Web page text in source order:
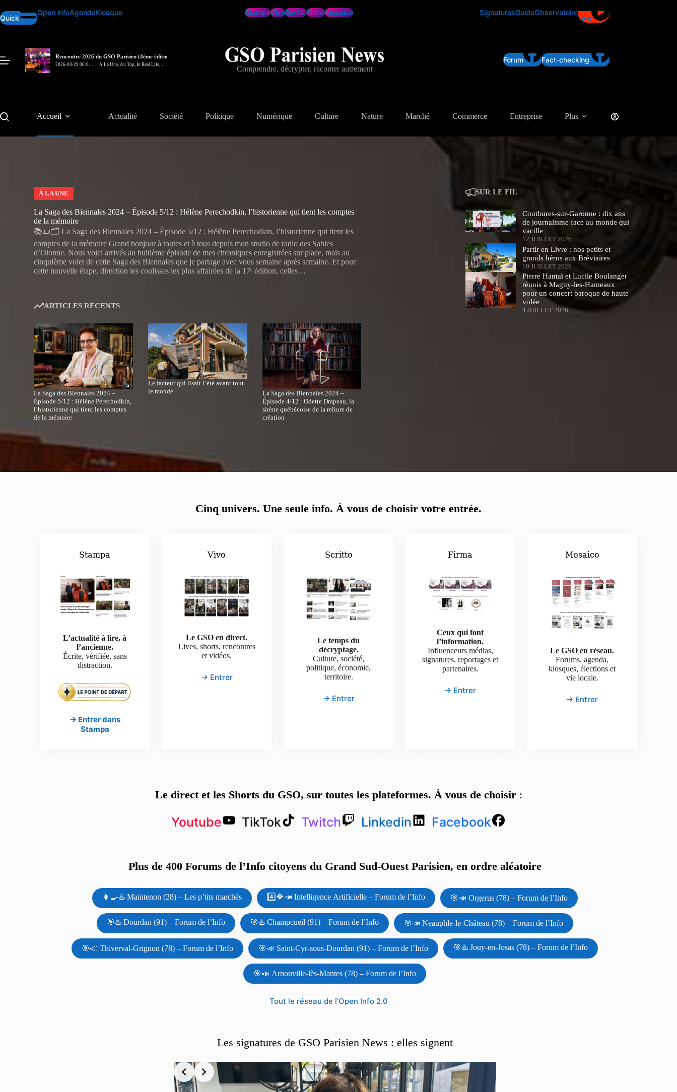
au
contenu
Quick
Open infoAgendaKiosque StampaVivoScrittoFirmaMosaico SignaturesGuideObservatoire
Live
Rencontre 2026 du GSO Parisien (4ème édition)
– In Real Life
2026-08-29 06:00
A La Une,Au Top,In Real Life,
Comprendre, décrypter, raconter autrement
Forum Fact-checking
Accueil Actualité Société Politique Numérique Culture Nature Marché Commerce Entreprise Plus
À LA UNE
La Saga des Biennales 2024 – Épisode 5/12 : Hélène Perechodkin, l’historienne qui tient les comptes
de la mémoire
📚📜🗂️ La Saga des Biennales 2024 – Épisode 5/12 : Hélène Perechodkin, l’historienne qui tient les
comptes de la mémoire Grand bonjour à toutes et à tous depuis mon studio de radio des Sables
d’Olonne. Nous voici arrivés au huitième épisode de mes chroniques enregistrées sur place, mais au
cinquième volet de cette Saga des Biennales que je partage avec vous semaine après semaine. Et pour
cette nouvelle étape, direction les coulisses les plus affairées de la 17ᵉ édition, celles…
ARTICLES RÉCENTS
La Saga des Biennales 2024 –
Épisode 5/12 : Hélène Perechodkin,
l’historienne qui tient les comptes
de la mémoire
Le facteur qui lisait l’été avant tout
le monde
La Saga des Biennales 2024 –
Épisode 4/12 : Odette Drapeau, la
sirène québécoise de la reliure de
création
SUR LE FIL
Couthures-sur-Garonne : dix ans
de journalisme face au monde qui
vacille
12 JUILLET 2026
Partir en Livre : nos petits et
grands héros aux Bréviaires
10 JUILLET 2026
Pierre Hantaï et Lucile Boulanger
réunis à Magny-les-Hameaux
pour un concert baroque de haute
volée
4 JUILLET 2026
Cinq univers. Une seule info. À vous de choisir votre entrée.
Stampa
L’actualité à lire, à
l’ancienne.
Écrite, vérifiée, sans
distraction.
→ Entrer dans
Stampa
Vivo
Le GSO en direct.
Lives, shorts, rencontres
et vidéos.
→ Entrer
Scritto
Le temps du
décryptage.
Culture, société,
politique, économie,
territoire.
→ Entrer
Firma
Ceux qui font
l’information.
Influenceurs médias,
signatures, reportages et
partenaires.
→ Entrer
Mosaico
Le GSO en réseau.
Forums, agenda,
kiosques, élections et
vie locale.
→ Entrer
Le direct et les Shorts du GSO, sur toutes les plateformes. À vous de choisir:
Youtube TikTok Twitch Linkedin Facebook
Plus de 400 Forums de l’Info citoyens du Grand Sud-Ouest Parisien, en ordre aléatoire
👩‍🍳♨️ Maintenon (28) – Les p’tits marchés 4️⃣🔷📣 Intelligence Artificielle – Forum de l’Info 🎯📣 Orgerus (78) – Forum de l’Info
🎯♨️ Dourdan (91) – Forum de l’Info 🎯♨️ Champcueil (91) – Forum de l’Info 🎯📣 Neauphle-le-Château (78) – Forum de l’Info
🎯📣 Thiverval-Grignon (78) – Forum de l’Info 🎯📣 Saint-Cyr-sous-Dourdan (91) – Forum de l’Info 🎯♨️ Jouy-en-Josas (78) – Forum de l’Info
🎯📣 Arnouville-lès-Mantes (78) – Forum de l’Info
Tout le réseau de l’Open Info 2.0
Les signatures de GSO Parisien News : elles signent